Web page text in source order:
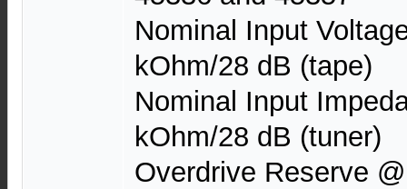
Nominal Input
kOhm/28 dB (tape)
Nominal Input
kOhm/28 dB (tuner)
Overdrive Reserve